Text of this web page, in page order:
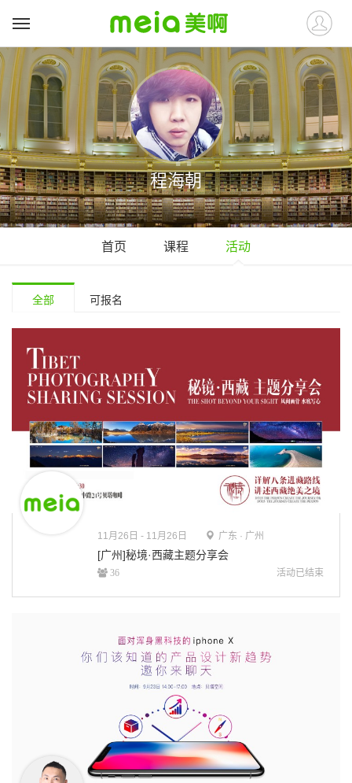
程海朝
首页 课程 活动
全部 可报名
11月26日 - 11月26日 广东 · 广州
[广州]秘境·西藏主题分享会
36 活动已结束